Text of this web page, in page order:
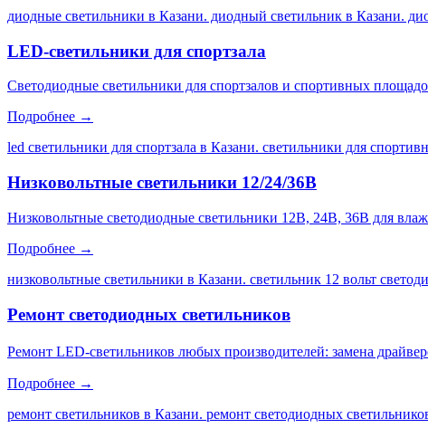
диодные светильники в Казани. диодный светильник в Казани.
LED-светильники для спортзала
Светодиодные светильники для спортзалов и спортивных
Подробнее →
led светильники для спортзала в Казани. светильники для
Низковольтные светильники 12/24/36В
Низковольтные светодиодные светильники 12В, 24В, 36В для
Подробнее →
низковольтные светильники в Казани. светильник 12 вольт
Ремонт светодиодных светильников
Ремонт LED-светильников любых производителей: замена
Подробнее →
ремонт светильников в Казани. ремонт светодиодных